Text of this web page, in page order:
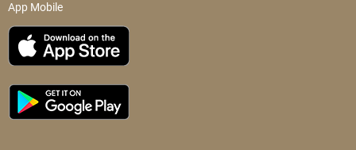
App Mobile